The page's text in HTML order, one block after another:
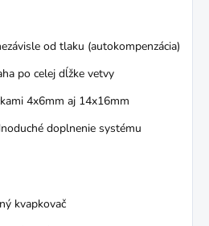
od tlaku (autokompenzácia)
po celej dĺžke vetvy
4x6mm aj 14x16mm
doplnenie systému
kvapkovač